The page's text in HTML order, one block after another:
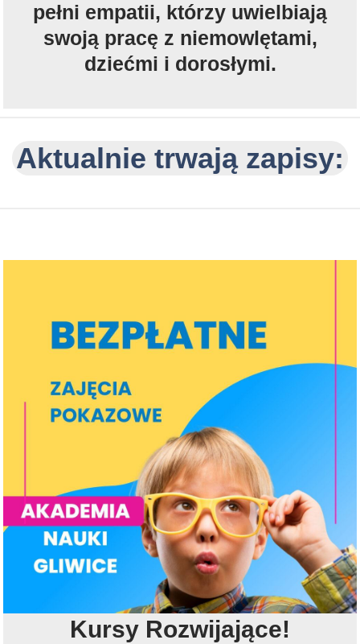
pełni empatii, którzy uwielbiają
swoją pracę z niemowlętami,
dziećmi i dorosłymi.
Aktualnie trwają zapisy:
Kursy Rozwijające!